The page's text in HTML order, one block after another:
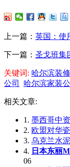
上一篇： 英国：使
下一篇： 圣戈班集
关键词: 哈尔滨装
公司
哈尔滨家装
相关文章:
1. 墨西哥中
2. 欧盟对华
3. 乌克兰水
4. 日本东丽
06